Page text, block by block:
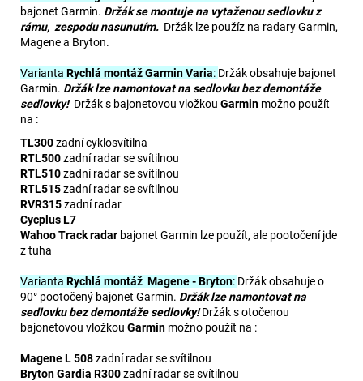
bajonet Garmin. Držák se montuje na vytaženou sedlovku z
rámu, zespodu nasunutím. Držák lze použíz na radary Garmin,
Magene a Bryton.
Varianta Rychlá montáž Garmin Varia: Držák obsahuje bajonet
Garmin. Držák lze namontovat na sedlovku bez demontáže
sedlovky!Držák s bajonetovou vložkou Garmin možno použít
na :
TL300zadní cyklosvítilna
RTL500zadní radar se svítilnou
RTL510zadní radar se svítilnou
RTL515zadní radar se svítilnou
RVR315zadní radar
Cycplus L7
Wahoo Track radar bajonet Garmin lze použít, ale pootočení jde
z tuha
Varianta Rychlá montáž Magene - Bryton: Držák obsahuje o
90° pootočený bajonet Garmin. Držák lze namontovat na
sedlovku bez demontáže sedlovky!Držák s otočenou
bajonetovou vložkou Garmin možno použít na :
Magene L 508zadní radar se svítilnou
Bryton Gardia R300zadní radar se svítilnou